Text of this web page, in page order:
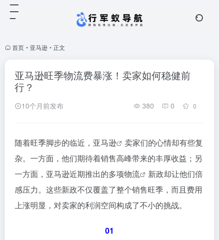
首页 • 亚马逊 • 正文
亚马逊旺季物流费暴涨！卖家如何稳健前
行？
10个月前发布 380 0 0
随着旺季脚步的临近， 亚马逊
卖家们的心情却有些复
杂。一方面，他们期待着销售高峰带来的丰厚收益；另
一方面，亚马逊近期推出的多项物流
新政却让他们倍
感压力。这些新政不仅覆盖了整个销售旺季，而且费用
上涨明显，对卖家的利润空间构成了不小的挑战。
01